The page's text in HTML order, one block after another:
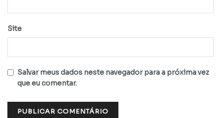
Site
Salvar meus dados neste navegador para a próxima vez
que eu comentar.